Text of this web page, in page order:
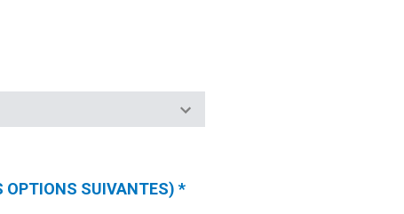
OPTIONS SUIVANTES) *